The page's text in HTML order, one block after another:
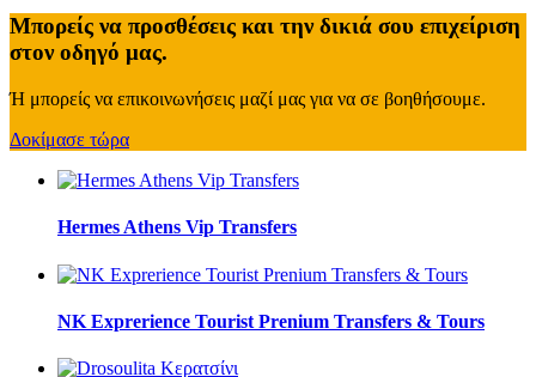
Μπορείς να προσθέσεις και την δικιά σου επιχείριση
στον οδηγό μας.
Ή μπορείς να επικοινωνήσεις μαζί μας για να σε βοηθήσουμε.
Δοκίμασε τώρα
Hermes Athens Vip Transfers
NK Exprerience Tourist Prenium Transfers & Tours